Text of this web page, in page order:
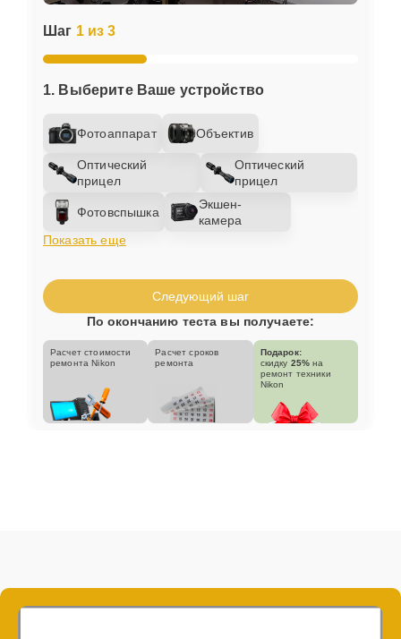
Шаг 1 из 3
1. Выберите Ваше устройство
Фотоаппарат Объектив
Оптический
прицел
Оптический
прицел
Фотовспышка
Экшен-
камера
Показать еще
Следующий шаг
По окончанию теста вы получаете:
Расчет стоимости
ремонта Nikon
Расчет сроков
ремонта
Подарок:
скидку 25% на
ремонт техники
Nikon